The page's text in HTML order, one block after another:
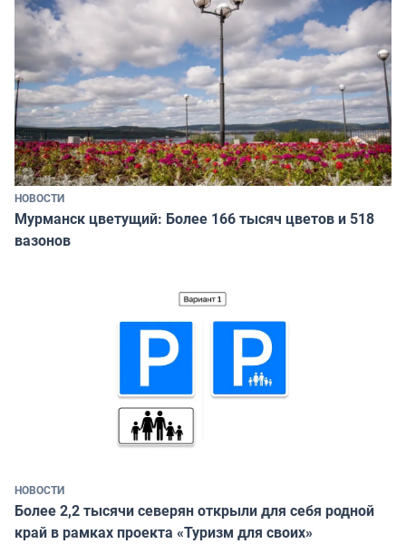
НОВОСТИ
Мурманск цветущий: Более 166 тысяч цветов и 518
вазонов
НОВОСТИ
Более 2,2 тысячи северян открыли для себя родной
край в рамках проекта «Туризм для своих»